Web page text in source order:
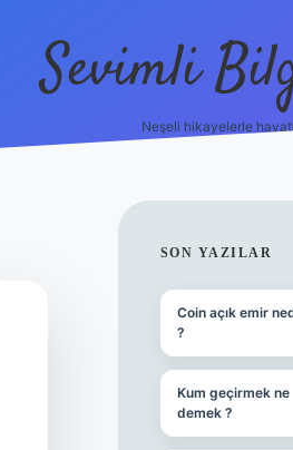
Sevimli
Neşeli hikayelerle
SON YAZILAR
Coin açık emir
?
Kum geçirmek ne
demek ?